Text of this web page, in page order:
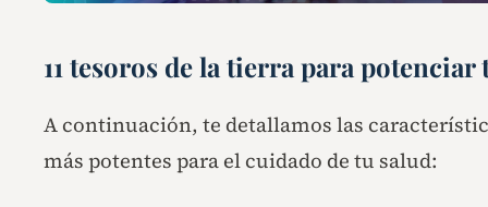
11 tesoros de la tierra para
A continuación, te detallamos las
más potentes para el cuidado de tu salud: